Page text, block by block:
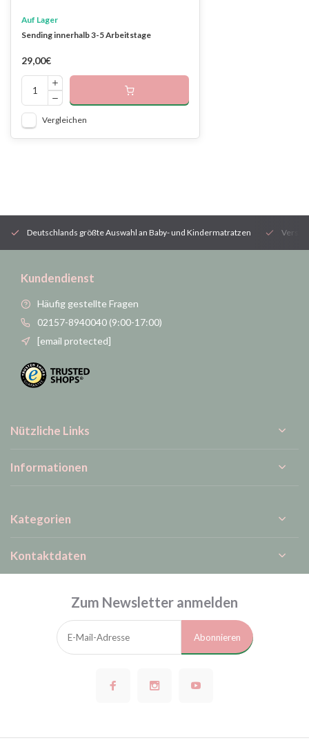
Auf Lager
Sending innerhalb 3-5 Arbeitstage
29,00€
Vergleichen
Deutschlands größte Auswahl an Baby- und Kindermatratzen
Kundendienst
Häufig gestellte Fragen
02157-8940040 (9:00-17:00)
[email protected]
Nützliche Links
Informationen
Kategorien
Kontaktdaten
Zum Newsletter anmelden
Abonnieren